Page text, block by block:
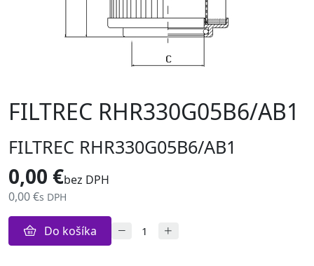
FILTREC RHR330G05B6/AB1
FILTREC RHR330G05B6/AB1
0,00 €bez DPH
0,00 €s DPH
Do košíka